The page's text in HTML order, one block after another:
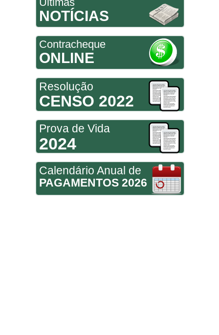
NOTÍCIAS
Contracheque
ONLINE
Resolução
CENSO 2022
Prova de Vida
2024
Calendário Anual de
PAGAMENTOS 2026